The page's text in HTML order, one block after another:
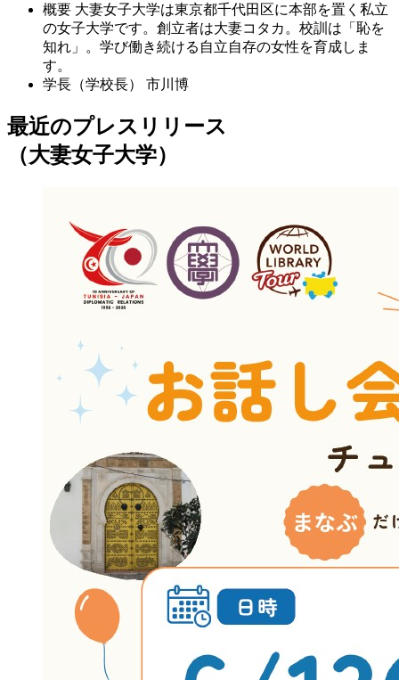
概要 大妻女子大学は東京都千代田区に本部を置く私立
の女子大学です。創立者は大妻コタカ。校訓は「恥を
知れ」。学び働き続ける自立自存の女性を育成しま
す。
学長（学校長）
市川博
最近のプレスリリース
（大妻女子大学）